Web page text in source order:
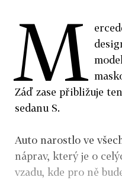
M
Záď zase přibližuje
sedanu S.
Auto narostlo ve
náprav, který je o
vzadu, kde pro ně